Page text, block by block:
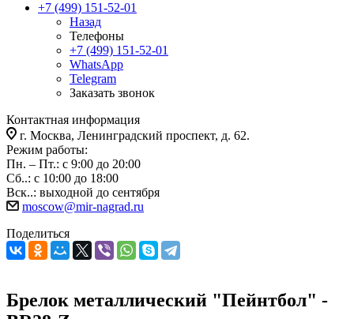
+7 (499) 151-52-01
Назад
Телефоны
+7 (499) 151-52-01
WhatsApp
Telegram
Заказать звонок
Контактная информация
г. Москва, Ленинградский проспект, д. 62.
Режим работы:
Пн. – Пт.: с 9:00 до 20:00
Сб..: с 10:00 до 18:00
Вск..: выходной до сентября
moscow@mir-nagrad.ru
Поделиться
Брелок металлический "Пейнтбол" -